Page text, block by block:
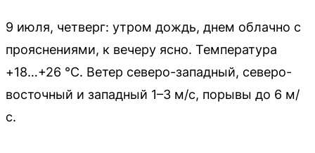
9 июля, четверг: утром дождь, днем облачно с
прояснениями, к вечеру ясно. Температура
+18…+26 °C. Ветер северо-западный, северо-
восточный и западный 1–3 м/с, порывы до 6 м/
с.